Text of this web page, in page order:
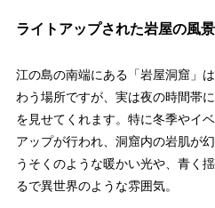
ライトアップされた岩屋の風景
江の島の南端にある「岩屋洞窟」
わう場所ですが、実は夜の時間帯
を見せてくれます。特に冬季やイ
アップが行われ、洞窟内の岩肌が
うそくのような暖かい光や、青く
るで異世界のような雰囲気。